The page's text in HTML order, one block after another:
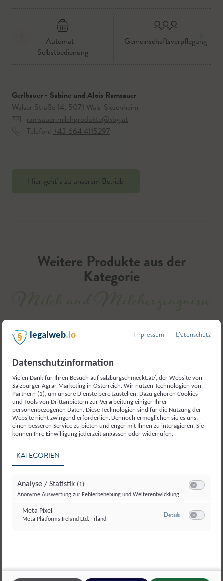
Automat -
Selbstbedienung
Gemeinschaftsverpflegung
Gerlbauer - Sabine und Alois Ramsauer
Walser Straße 14, 5071 Wals-Siezenheim
ramsauer.milchprodukte@sbg.at
Telefon: +43 664 4115297
Hier geht`s zu unserem Betrieb
Weitere Produkte aus der
Kategorie
Schnittkäse
Rohmilch
legalweb.io Impressum Datenschutz
Datenschutzinformation
Vielen Dank für Ihren Besuch auf salzburgschmeckt.at/, der Website von
Salzburger Agrar Marketing in Österreich. Wir nutzen Technologien von
Partnern (1), um unsere Dienste bereitzustellen. Dazu gehören Cookies
und Tools von Drittanbietern zur Verarbeitung einiger Ihrer
personenbezogenen Daten. Diese Technologien sind für die Nutzung der
Website nicht zwingend erforderlich. Dennoch ermöglichen sie es uns,
einen besseren Service zu bieten und enger mit Ihnen zu interagieren. Sie
können Ihre Einwilligung jederzeit anpassen oder widerrufen.
KATEGORIEN
Analyse / Statistik (1)
Anonyme Auswertung zur Fehlerbehebung und Weiterentwicklung
Meta Pixel
Meta Platforms Ireland Ltd., Irland
Detailszu Meta Pixel